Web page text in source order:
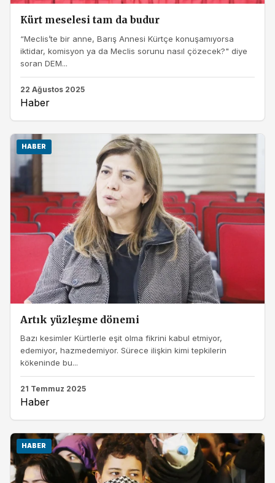
Kürt meselesi tam da budur
“Meclis’te bir anne, Barış Annesi Kürtçe konuşamıyorsa
iktidar, komisyon ya da Meclis sorunu nasıl çözecek?" diye
soran DEM...
22 Ağustos 2025
Haber
HABER
Artık yüzleşme dönemi
Bazı kesimler Kürtlerle eşit olma fikrini kabul etmiyor,
edemiyor, hazmedemiyor. Sürece ilişkin kimi tepkilerin
kökeninde bu...
21 Temmuz 2025
Haber
HABER